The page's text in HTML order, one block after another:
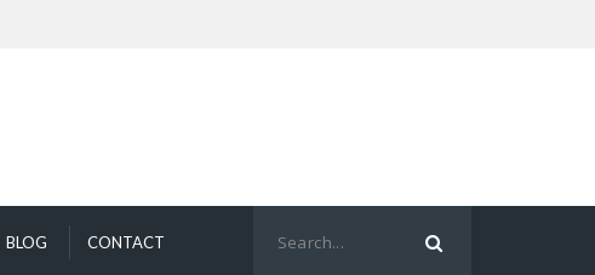
BLOG CONTACT